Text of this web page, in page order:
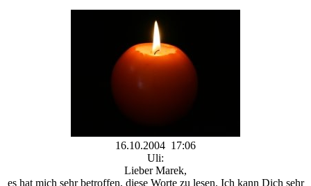
16.10.2004 17:06
Uli:
Lieber Marek,
es hat mich sehr betroffen, diese Worte zu lesen. Ich kann Dich sehr